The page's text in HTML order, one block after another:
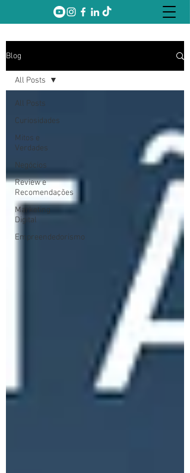
Blog
All Posts
Curiosidades
Mitos e
Verdades
Negócios
Review e
Recomendações
Marketing
Digital
Empreendedorismo
All Posts